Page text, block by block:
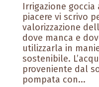
Irrigazione
piacere vi scrivo
valorizzazione
dove manca e
utilizzarla in
sostenibile.
proveniente dal
pompata con...